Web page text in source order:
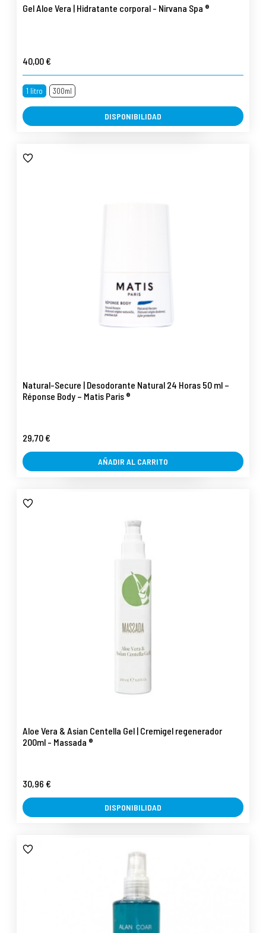
Gel Aloe Vera | Hidratante corporal - Nirvana Spa ®
40,00 €
1 litro 300ml
DISPONIBILIDAD
Natural-Secure | Desodorante Natural 24 Horas 50 ml –
Réponse Body – Matis Paris ®
29,70 €
AÑADIR AL CARRITO
Aloe Vera & Asian Centella Gel | Cremigel regenerador
200ml - Massada ®
30,96 €
DISPONIBILIDAD